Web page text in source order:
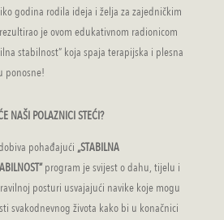
godina rodila ideja i želja za zajedničkim
je ovom edukativnom radionicom
stabilnost” koja spaja terapijska i plesna
ponosne!
NAŠI POLAZNICI STEĆI?
pohađajući „STABILNA
program je svijest o dahu, tijelu i
posturi usvajajući navike koje mogu
svakodnevnog života kako bi u konačnici